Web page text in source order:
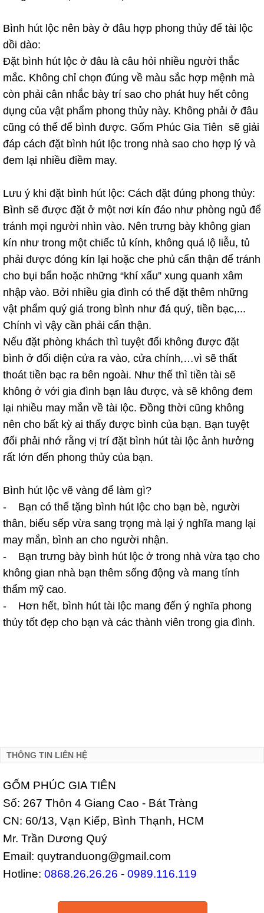
Bình hút lộc nên bày ở đâu hợp phong thủy để tài lộc
dồi dào:
Đặt bình hút lộc ở đâu là câu hỏi nhiều người thắc
mắc. Không chỉ chọn đúng về màu sắc hợp mệnh mà
còn phải cân nhắc bày trí sao cho phát huy hết công
dụng của vật phẩm phong thủy này. Không phải ở đâu
cũng có thể để bình được. Gốm Phúc Gia Tiên sẽ giải
đáp cách đặt bình hút lộc trong nhà sao cho hợp lý và
đem lại nhiều điềm may.
Lưu ý khi đặt bình hút lộc: Cách đặt đúng phong thủy:
Bình sẽ được đặt ở một nơi kín đáo như phòng ngủ để
tránh mọi người nhìn vào. Nên trưng bày không gian
kín như trong một chiếc tủ kính, không quá lộ liễu, tủ
phải được đóng kín lại hoặc che phủ cẩn thận để tránh
cho bụi bẩn hoặc những “khí xấu” xung quanh xâm
nhập vào. Bởi nhiều gia đình có thể đặt thêm những
vật phẩm quý giá trong bình như đá quý, tiền bạc,...
Chính vì vậy cần phải cẩn thận.
Nếu đặt phòng khách thì tuyệt đối không được đặt
bình ở đối diện cửa ra vào, cửa chính,…vì sẽ thất
thoát tiền bạc ra bên ngoài. Như thế thì tiền tài sẽ
không ở với gia đình bạn lâu được, và sẽ không đem
lại nhiều may mắn về tài lộc. Đồng thời cũng không
nên cho bất kỳ ai thấy được bình của bạn. Bạn tuyệt
đối phải nhớ rằng vị trí đặt bình hút tài lộc ảnh hưởng
rất lớn đến phong thủy của bạn.
Bình hút lộc vẽ vàng để làm gì?
- Bạn có thể tặng bình hút lộc cho bạn bè, người
thân, biếu sếp vừa sang trọng mà lại ý nghĩa mang lại
may mắn, bình an cho người nhận.
- Bạn trưng bày bình hút lộc ở trong nhà vừa tạo cho
không gian nhà bạn thêm sống động và mang tính
thẩm mỹ cao.
- Hơn hết, bình hút tài lộc mang đến ý nghĩa phong
thủy tốt đẹp cho bạn và các thành viên trong gia đình.
THÔNG TIN LIÊN HỆ
GỐM PHÚC GIA TIÊN
Số: 267 Thôn 4 Giang Cao - Bát Tràng
CN: 60/13, Vạn Kiếp, Bình Thạnh, HCM
Mr. Trần Dương Quý
Email: quytranduong@gmail.com
Hotline: 0868.26.26.26 - 0989.116.119